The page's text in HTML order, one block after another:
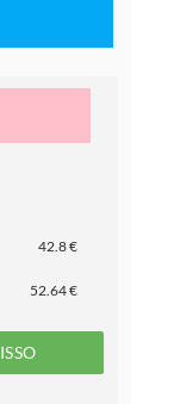
42.8 €
52.64 €